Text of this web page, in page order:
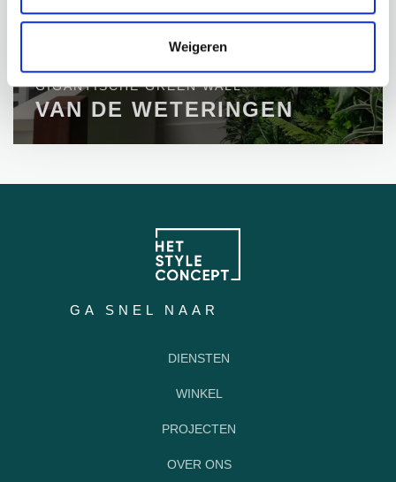
Weigeren
GIGANTISCHE GREEN WALL
VAN DE WETERINGEN
GA SNEL NAAR
DIENSTEN
WINKEL
PROJECTEN
OVER ONS